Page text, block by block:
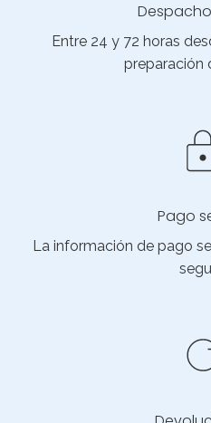
Entre 24 y 72 horas
preparación
Pago
La información de pago